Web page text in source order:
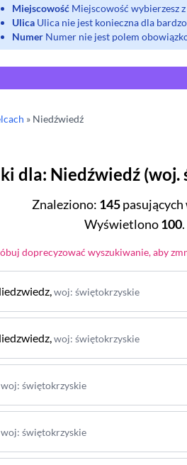
Miejscowość Miejscowość wybierzesz
Ulica Ulica nie jest konieczna dla
Numer Numer nie jest polem
» Niedźwiedź
dla: Niedźwiedź (woj.
Znaleziono: 145
Wyświetlono100.
doprecyzować wyszukiwanie, aby
,woj: świętokrzyskie
,woj: świętokrzyskie
woj: świętokrzyskie
woj: świętokrzyskie